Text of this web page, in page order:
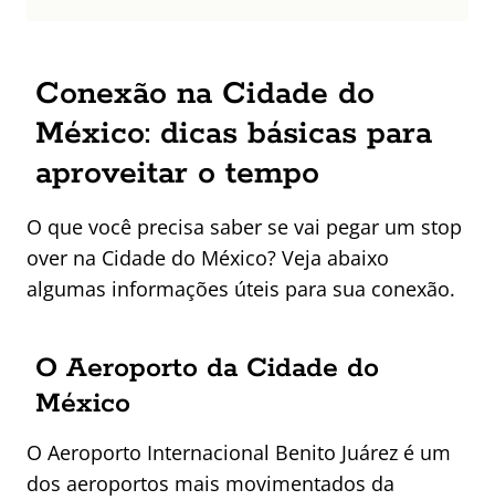
Conexão na Cidade do
México: dicas básicas para
aproveitar o tempo
O que você precisa saber se vai pegar um stop
over na Cidade do México? Veja abaixo
algumas informações úteis para sua conexão.
O Aeroporto da Cidade do
México
O Aeroporto Internacional Benito Juárez é um
dos aeroportos mais movimentados da